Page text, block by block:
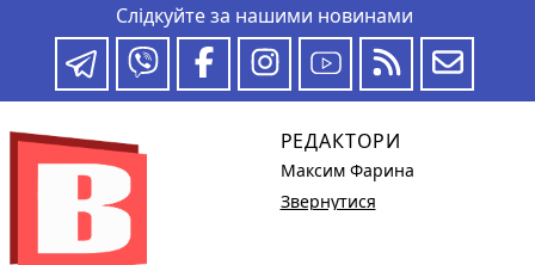
Слідкуйте за нашими новинами
РЕДАКТОРИ
Максим Фарина
Звернутися